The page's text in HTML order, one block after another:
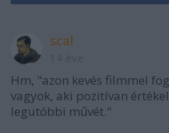
scal
Hm, "azon kevés filmmel
vagyok, aki pozitívan
legutóbbi művét."